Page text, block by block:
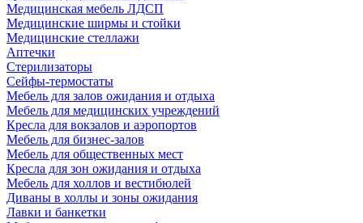
Медицинская мебель ЛДСП
Медицинские ширмы и стойки
Медицинские стеллажи
Аптечки
Стерилизаторы
Сейфы-термостаты
Мебель для залов ожидания и отдыха
Мебель для медицинских учреждений
Кресла для вокзалов и аэропортов
Мебель для бизнес-залов
Мебель для общественных мест
Кресла для зон ожидания и отдыха
Мебель для холлов и вестибюлей
Диваны в холлы и зоны ожидания
Лавки и банкетки